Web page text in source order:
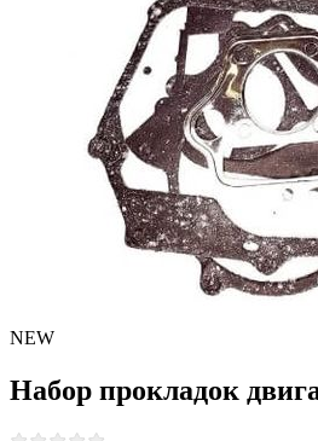
NEW
Набор прокладок